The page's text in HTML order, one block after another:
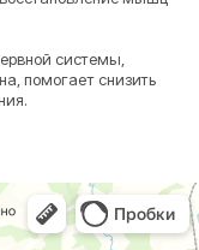
системы,
помогает снизить